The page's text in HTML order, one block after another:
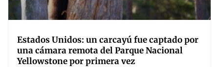
Estados Unidos: un carcayú fue captado por
una cámara remota del Parque Nacional
Yellowstone por primera vez